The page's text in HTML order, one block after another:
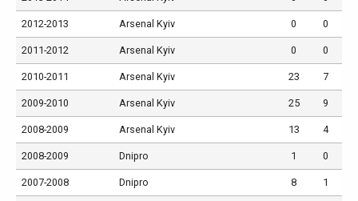
2012-2013 Arsenal Kyiv 0 0
2011-2012 Arsenal Kyiv 0 0
2010-2011 Arsenal Kyiv 23 7
2009-2010 Arsenal Kyiv 25 9
2008-2009 Arsenal Kyiv 13 4
2008-2009 Dnipro 1 0
2007-2008 Dnipro 8 1